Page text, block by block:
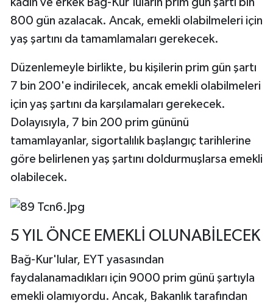
kadın ve erkek Bağ-Kur'luların prim gün şartı bin
800 gün azalacak. Ancak, emekli olabilmeleri için
yaş şartını da tamamlamaları gerekecek.
Düzenlemeyle birlikte, bu kişilerin prim gün şartı
7 bin 200'e indirilecek, ancak emekli olabilmeleri
için yaş şartını da karşılamaları gerekecek.
Dolayısıyla, 7 bin 200 prim gününü
tamamlayanlar, sigortalılık başlangıç tarihlerine
göre belirlenen yaş şartını doldurmuşlarsa emekli
olabilecek.
5 YIL ÖNCE EMEKLİ OLUNABİLECEK
Bağ-Kur'lular, EYT yasasından
faydalanamadıkları için 9000 prim günü şartıyla
emekli olamıyordu. Ancak, Bakanlık tarafından